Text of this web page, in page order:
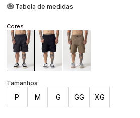
Tabela de medidas
P M G GG XG